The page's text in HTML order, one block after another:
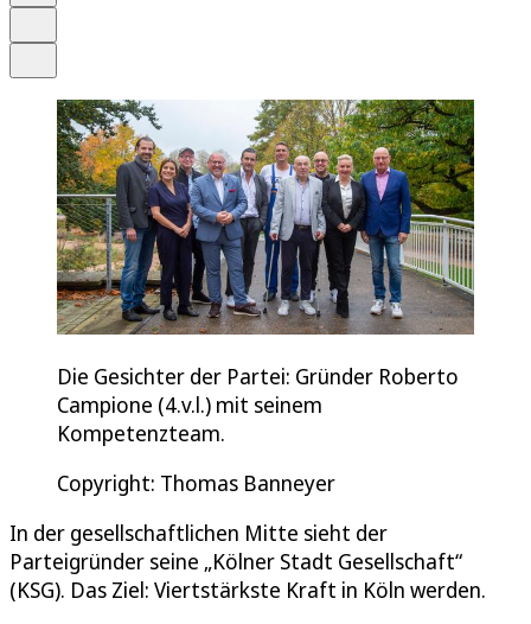
Die Gesichter der Partei: Gründer Roberto
Campione (4.v.l.) mit seinem
Kompetenzteam.
Copyright: Thomas Banneyer
In der gesellschaftlichen Mitte sieht der
Parteigründer seine „Kölner Stadt Gesellschaft“
(KSG). Das Ziel: Viertstärkste Kraft in Köln werden.